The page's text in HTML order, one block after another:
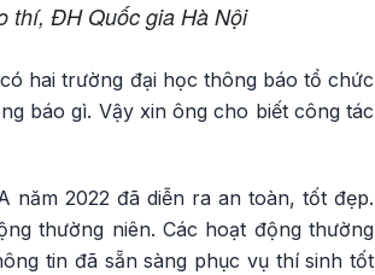
thí, ĐH Quốc gia Hà Nội
hai trường đại học thông báo tổ chức
báo gì. Vậy xin ông cho biết công tác
năm 2022 đã diễn ra an toàn, tốt đẹp.
thường niên. Các hoạt động thường
tin đã sẵn sàng phục vụ thí sinh tốt